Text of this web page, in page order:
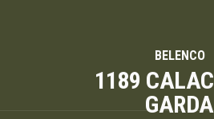
1189
GARDA
BELENCO